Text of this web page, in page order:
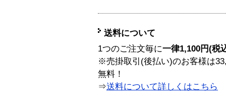
送料について
1つのご注文毎に一律1,100円(税
※売掛取引(後払い)のお客様は
無料！
⇒送料について詳しくはこちら